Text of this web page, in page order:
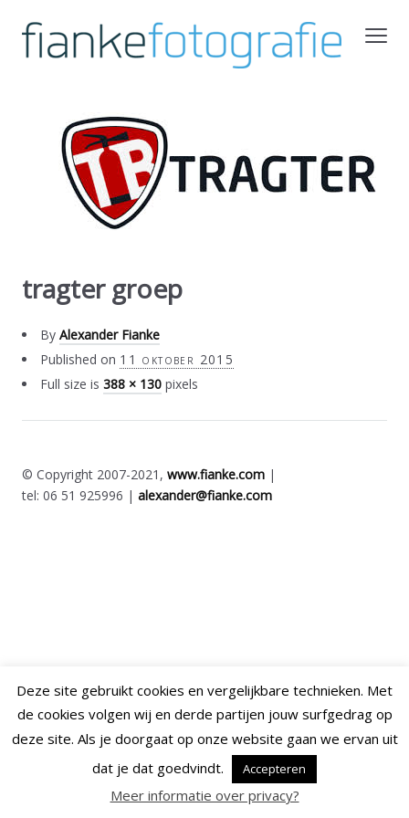
tragter groep
By Alexander Fianke
Published on 11 oktober 2015
Full size is388 × 130 pixels
© Copyright 2007-2021,www.fianke.com |
tel: 06 51 925996 |alexander@fianke.com
Deze site gebruikt cookies en vergelijkbare technieken. Met
de cookies volgen wij en derde partijen jouw surfgedrag op
deze site. Als je doorgaat op onze website gaan we ervan uit
dat je dat goedvindt.
Accepteren
Meer informatie over privacy?